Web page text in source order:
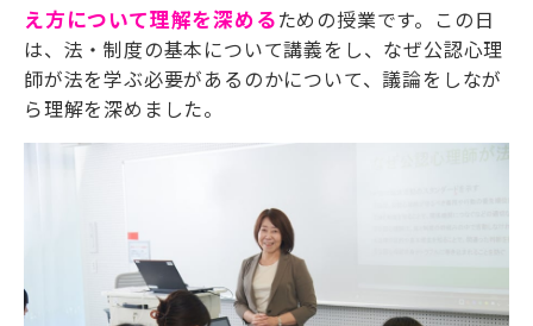
え方について理解を深めるための授業です。 この日
は、法・制度の基本について講義をし、なぜ公認心理
師が法を学ぶ必要があるのかについて、議論をしなが
ら理解を深めました。